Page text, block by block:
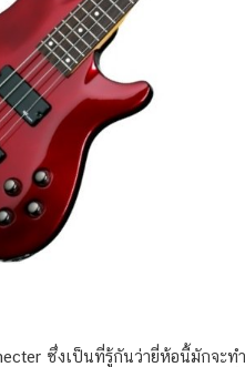
ซึ่งเป็นที่รู้กันว่ายี่ห้อนี้มักจะ